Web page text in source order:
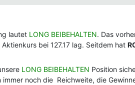
lautet LONG BEIBEHALTEN. Das
bei 127.17 lag. Seitdem hat
LONG BEIBEHALTEN Position
immer noch die Reichweite, die